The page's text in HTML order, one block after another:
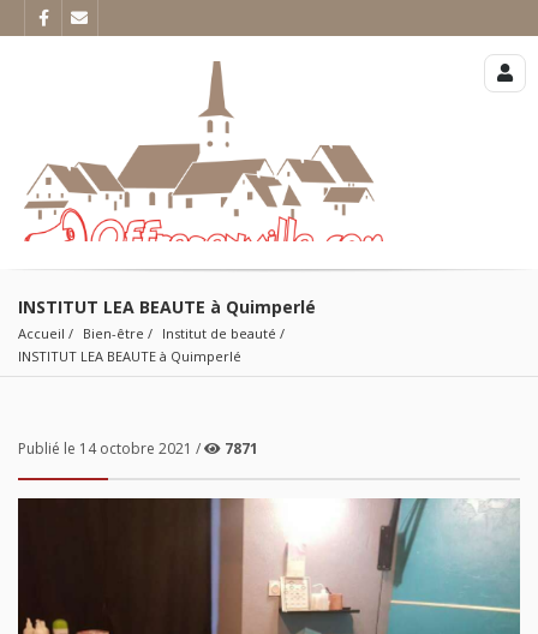
INSTITUT LEA BEAUTE à Quimperlé
Accueil Bien-être
Institut de beauté
INSTITUT LEA BEAUTE à Quimperlé
Publié le 14 octobre 2021 / 7871